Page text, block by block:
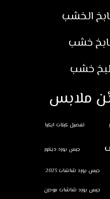
الخشب
خشب
خشب
ملابس
تفصيل كبتات ايكيا
جبس بورد ديكور
جبس بورد شاشات 2023
جبس بورد شاشات مودرن